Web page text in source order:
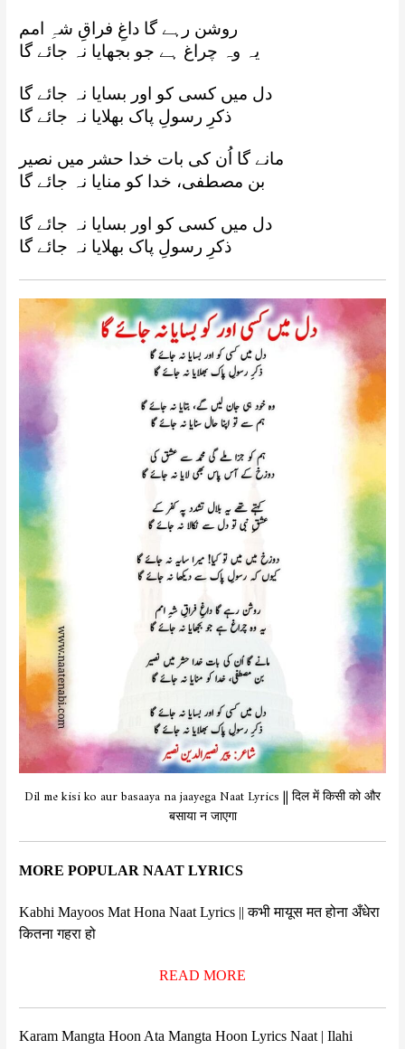
روشن رہے گا داغِ فراقِ شہِ امم
یہ وہ چراغ ہے جو بجھایا نہ جائے گا
دل میں کسی کو اور بسایا نہ جائے گا
ذکرِ رسولِ پاک بھلایا نہ جائے گا
مانے گا اُن کی بات خدا حشر میں نصیر
بن مصطفی، خدا کو منایا نہ جائے گا
دل میں کسی کو اور بسایا نہ جائے گا
ذکرِ رسولِ پاک بھلایا نہ جائے گا
Dil me kisi ko aur basaaya na jaayega Naat Lyrics || दिल में किसी को और
बसाया न जाएगा
MORE POPULAR NAAT LYRICS
Kabhi Mayoos Mat Hona Naat Lyrics || कभी मायूस मत होना अँधेरा
कितना गहरा हो
READ MORE
Karam Mangta Hoon Ata Mangta Hoon Lyrics Naat | Ilahi